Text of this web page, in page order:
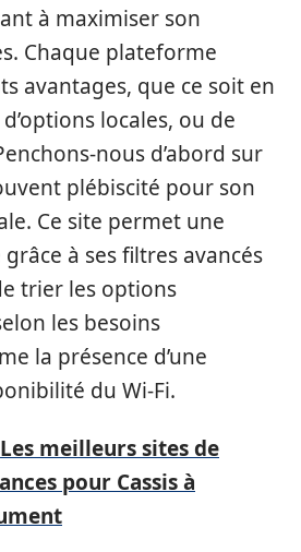
à maximiser son
Chaque plateforme
avantages, que ce soit en
locales, ou de
nous d’abord sur
plébiscité pour son
Ce site permet une
à ses filtres avancés
trier les options
les besoins
la présence d’une
du Wi-Fi.
Les meilleurs sites de
pour Cassis à